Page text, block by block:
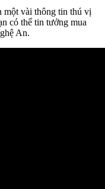
một vài thông tin thú vị
có thể tin tưởng mua
An.